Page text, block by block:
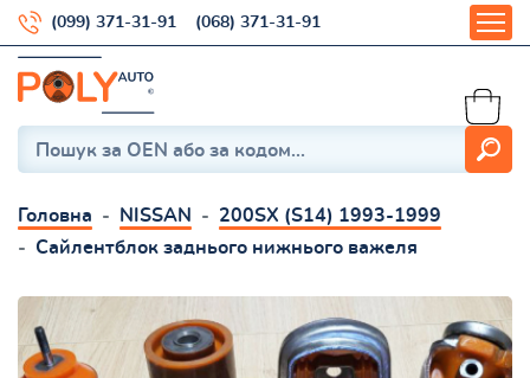
(099) 371-31-91 (068) 371-31-91
Головна NISSAN
200SX (S14) 1993-1999
Сайлентблок заднього нижнього важеля